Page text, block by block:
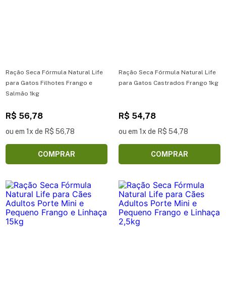
Ração Seca Fórmula Natural Life
para Gatos Filhotes Frango e
Salmão 1kg
R$ 56,78
ou em 1x de R$ 56,78
COMPRAR
Ração Seca Fórmula Natural Life
para Gatos Castrados Frango 1kg
R$ 54,78
ou em 1x de R$ 54,78
COMPRAR